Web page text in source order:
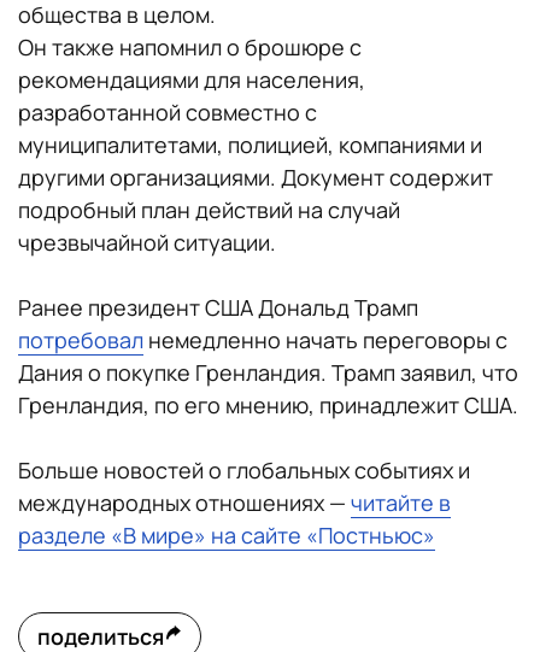
общества в целом.
Он также напомнил о брошюре с
рекомендациями для населения,
разработанной совместно с
муниципалитетами, полицией, компаниями и
другими организациями. Документ содержит
подробный план действий на случай
чрезвычайной ситуации.
Ранее президент США Дональд Трамп
потребовал немедленно начать переговоры с
Дания о покупке Гренландия. Трамп заявил, что
Гренландия, по его мнению, принадлежит США.
Больше новостей о глобальных событиях и
международных отношениях — читайте в
разделе «В мире» на сайте «Постньюс»
поделиться